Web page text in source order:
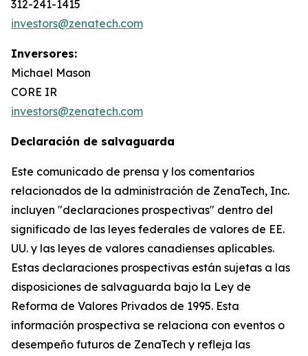
312-241-1415
investors@zenatech.com
Inversores:
Michael Mason
CORE IR
investors@zenatech.com
Declaración de salvaguarda
Este comunicado de prensa y los comentarios
relacionados de la administración de ZenaTech, Inc.
incluyen "declaraciones prospectivas" dentro del
significado de las leyes federales de valores de EE.
UU. y las leyes de valores canadienses aplicables.
Estas declaraciones prospectivas están sujetas a las
disposiciones de salvaguarda bajo la Ley de
Reforma de Valores Privados de 1995. Esta
información prospectiva se relaciona con eventos o
desempeño futuros de ZenaTech y refleja las